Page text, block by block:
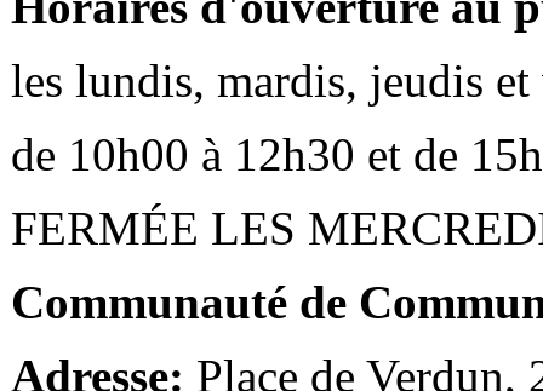
les lundis, mardis, jeudis et
de 10h00 à 12h30 et de
FERMÉE LES
Communauté de
Adresse: Place de Verdun,